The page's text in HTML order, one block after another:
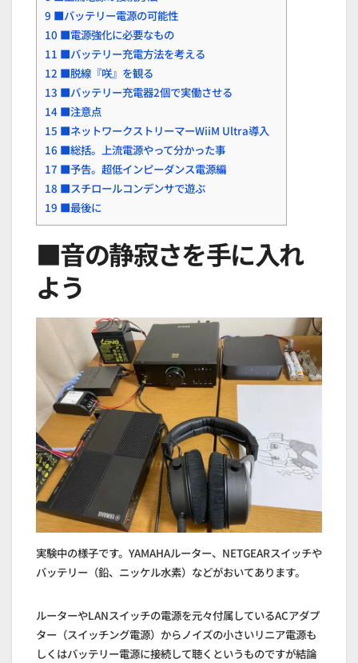
9 ■バッテリー電源の可能性
10 ■電源強化に必要なもの
11 ■バッテリー充電方法を考える
12 ■脱線『咲』を観る
13 ■バッテリー充電器2個で実働させる
14 ■注意点
15 ■ネットワークストリーマーWiiM Ultra導入
16 ■総括。上流電源やって分かった事
17 ■予告。超低インピーダンス電源編
18 ■スチロールコンデンサで遊ぶ
19 ■最後に
■音の静寂さを手に入れ
よう
実験中の様子です。YAMAHAルーター、NETGEARスイッチや
バッテリー（鉛、ニッケル水素）などがおいてあります。
ルーターやLANスイッチの電源を元々付属しているACアダプ
ター（スイッチング電源）からノイズの小さいリニア電源も
しくはバッテリー電源に接続して聴くというものですが結論